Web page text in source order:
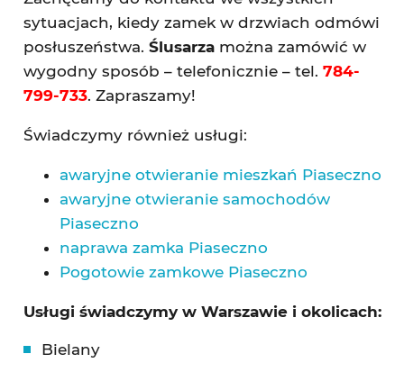
sytuacjach, kiedy zamek w drzwiach odmówi
posłuszeństwa. Ślusarzamożna zamówić w
wygodny sposób – telefonicznie – tel. 784-
799-733. Zapraszamy!
Świadczymy również usługi:
awaryjne otwieranie mieszkań Piaseczno
awaryjne otwieranie samochodów
Piaseczno
naprawa zamka Piaseczno
Pogotowie zamkowe Piaseczno
Usługi świadczymy w Warszawie i okolicach:
Bielany